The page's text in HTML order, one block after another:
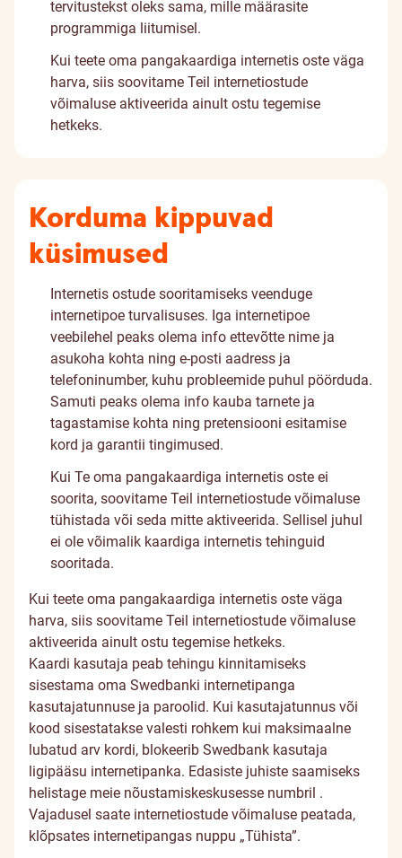
tervitustekst oleks sama, mille määrasite
programmiga liitumisel.
Kui teete oma pangakaardiga internetis oste väga
harva, siis soovitame Teil internetiostude
võimaluse aktiveerida ainult ostu tegemise
hetkeks.
Korduma kippuvad
küsimused
Internetis ostude sooritamiseks veenduge
internetipoe turvalisuses. Iga internetipoe
veebilehel peaks olema info ettevõtte nime ja
asukoha kohta ning e-posti aadress ja
telefoninumber, kuhu probleemide puhul pöörduda.
Samuti peaks olema info kauba tarnete ja
tagastamise kohta ning pretensiooni esitamise
kord ja garantii tingimused.
Kui Te oma pangakaardiga internetis oste ei
soorita, soovitame Teil internetiostude võimaluse
tühistada või seda mitte aktiveerida. Sellisel juhul
ei ole võimalik kaardiga internetis tehinguid
sooritada.
Kui teete oma pangakaardiga internetis oste väga
harva, siis soovitame Teil internetiostude võimaluse
aktiveerida ainult ostu tegemise hetkeks.
Kaardi kasutaja peab tehingu kinnitamiseks
sisestama oma Swedbanki internetipanga
kasutajatunnuse ja paroolid. Kui kasutajatunnus või
kood sisestatakse valesti rohkem kui maksimaalne
lubatud arv kordi, blokeerib Swedbank kasutaja
ligipääsu internetipanka. Edasiste juhiste saamiseks
helistage meie nõustamiskeskusesse numbril .
Vajadusel saate internetiostude võimaluse peatada,
klõpsates internetipangas nuppu „Tühista”.